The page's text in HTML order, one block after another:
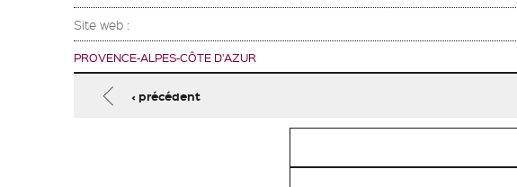
Site web :
PROVENCE-ALPES-CÔTE D'AZUR
Pages
‹ précédent